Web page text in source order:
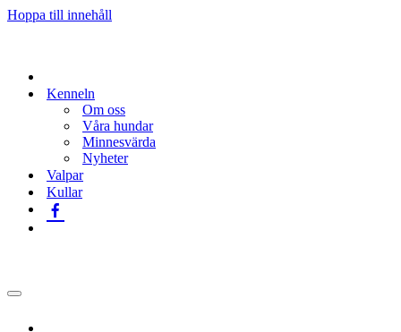
Hoppa till innehåll
Kenneln
Om oss
Våra hundar
Minnesvärda
Nyheter
Valpar
Kullar
Navigeringsmeny